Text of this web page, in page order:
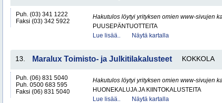
Puh. (03) 341 1222
Faksi (03) 342 5922
Hakutulos löytyi yrityksen omien www-sivujen
PUUSEPÄNTUOTTEITA
Lue lisää..
Näytä kartalla
13. Maralux Toimisto- ja Julkitilakalusteet KOKKOLA
Puh. (06) 831 5040
Puh. 0500 683 595
Faksi (06) 831 5040
Hakutulos löytyi yrityksen omien www-sivujen
HUONEKALUJA JA KIINTOKALUSTEITA
Lue lisää..
Näytä kartalla